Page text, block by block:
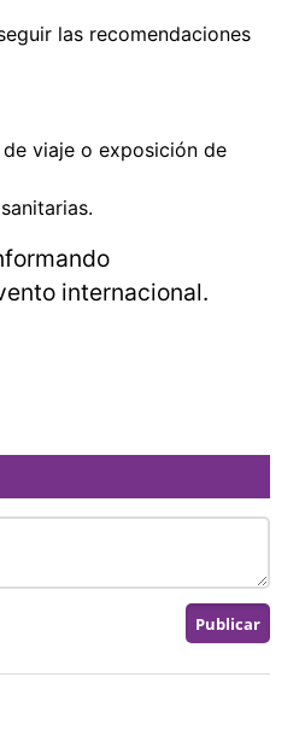
las recomendaciones
viaje o exposición de
internacional.